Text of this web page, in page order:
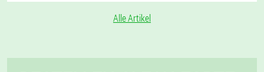
Alle Artikel